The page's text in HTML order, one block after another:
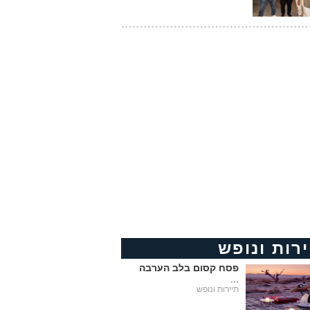
ונופש
פסח קסום בלב הערבה
תיירות ונופש